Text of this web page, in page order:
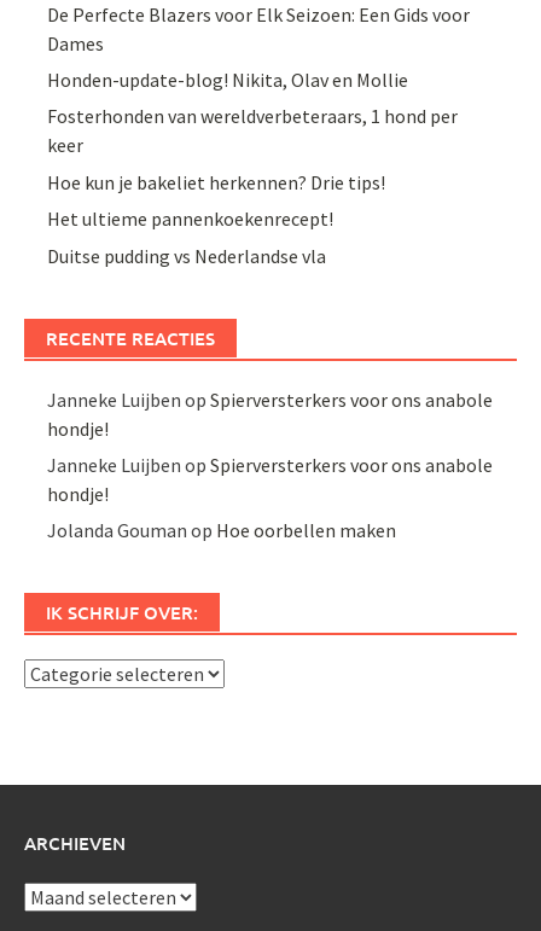
De Perfecte Blazers voor Elk Seizoen: Een Gids voor
Dames
Honden-update-blog! Nikita, Olav en Mollie
Fosterhonden van wereldverbeteraars, 1 hond per
keer
Hoe kun je bakeliet herkennen? Drie tips!
Het ultieme pannenkoekenrecept!
Duitse pudding vs Nederlandse vla
RECENTE REACTIES
Janneke Luijben opSpierversterkers voor ons anabole
hondje!
Janneke Luijben opSpierversterkers voor ons anabole
hondje!
Jolanda Gouman op Hoe oorbellen maken
IK SCHRIJF OVER:
Ik
ARCHIEVEN
Archieven